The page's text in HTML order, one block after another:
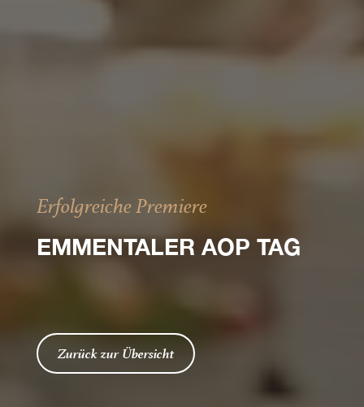
Erfolgreiche Premiere
EMMENTALER AOP TAG
Zurück zur Übersicht